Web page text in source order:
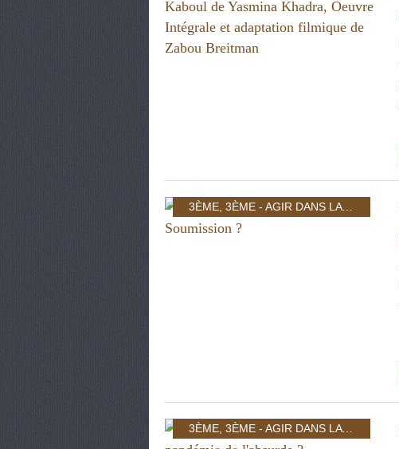
3ÈME, 3ÈME - AGIR DANS LA CITÉ: INDIVIDU ET POUVOIR
3ÈME, 3ÈME - AGIR DANS LA CITÉ: INDIVIDU ET POUVOIR